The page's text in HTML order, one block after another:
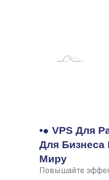
•● VPS Для
Для
Миру
Повышайте